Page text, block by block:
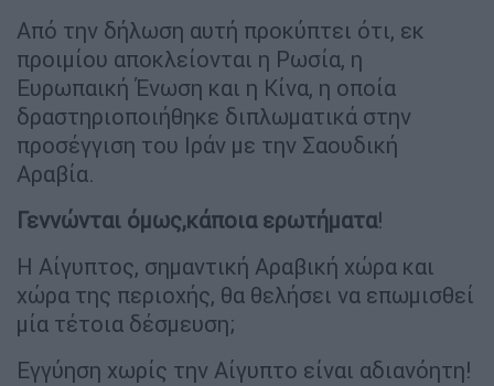
Από την δήλωση αυτή προκύπτει ότι, εκ
προιμίου αποκλείονται η Ρωσία, η
Ευρωπαική Ένωση και η Κίνα, η οποία
δραστηριοποιήθηκε διπλωματικά στην
προσέγγιση του Ιράν με την Σαουδική
Αραβία.
Γεννώνται όμως,κάποια ερωτήματα!
Η Αίγυπτος, σημαντική Αραβική χώρα και
χώρα της περιοχής, θα θελήσει να επωμισθεί
μία τέτοια δέσμευση;
Εγγύηση χωρίς την Αίγυπτο είναι αδιανόητη!